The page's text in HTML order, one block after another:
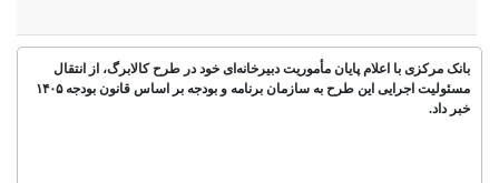
بانک مرکزی با اعلام پایان مأموریت دبیرخانه‌ای خود در طرح کالابرگ، از انتقال
مسئولیت اجرایی این طرح به سازمان برنامه و بودجه بر اساس قانون بودجه ۱۴۰۵
خبر داد.